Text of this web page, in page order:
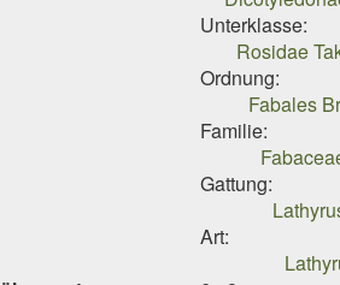
Unterklasse:
Rosidae
Ordnung:
Fabales
Familie:
Gattung:
Art: